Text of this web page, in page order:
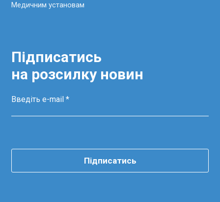
Підписатись
на розсилку новин
Підписатись
Медичним установам